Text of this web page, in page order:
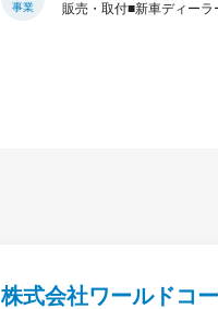
事業
販売・取付■新車ディーラ
株式会社ワールドコ